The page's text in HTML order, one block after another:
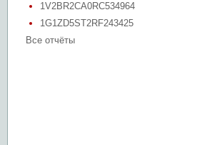
1V2BR2CA0RC534964
1G1ZD5ST2RF243425
Все отчёты